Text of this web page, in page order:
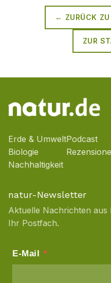
← ZURÜCK ZU
ZUR
Erde & Umwelt
Biologie
Nachhaltigkeit
Podcast
natur-Newsletter
Aktuelle Nachrichten
Ihr Postfach.